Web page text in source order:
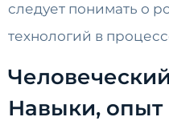
следует понимать о
технологий в
Навыки, опыт